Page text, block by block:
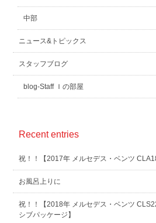
中部
ニュース&トピックス
スタッフブログ
blog-Staff Ｉの部屋
Recent entries
祝！！【2017年 メルセデス・ベンツ
お風呂上りに
祝！！【2018年 メルセデス・ベンツ
シブパッケージ】